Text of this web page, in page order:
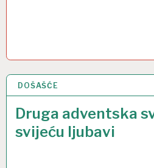
DOŠAŠĆE
Druga adventska
svijeću ljubavi
6 PRO 2020